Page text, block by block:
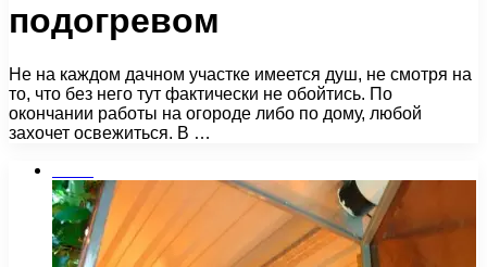
подогревом
Не на каждом дачном участке имеется душ, не смотря на
то, что без него тут фактически не обойтись. По
окончании работы на огороде либо по дому, любой
захочет освежиться. В …